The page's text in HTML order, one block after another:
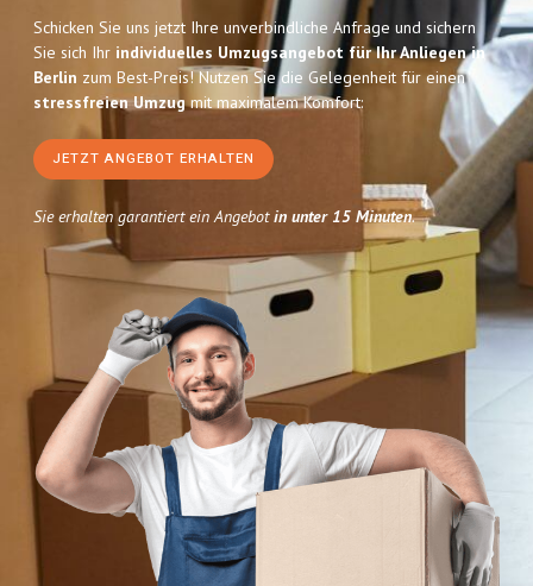
Schicken Sie uns jetzt Ihre unverbindliche Anfrage und sichern
Sie sich Ihr individuelles Umzugsangebot für Ihr Anliegen in
Berlin zum Best-Preis! Nutzen Sie die Gelegenheit für einen
stressfreien Umzugmit maximalem Komfort:
JETZT ANGEBOT ERHALTEN
Sie erhalten garantiert ein Angebotin unter 15 Minuten.